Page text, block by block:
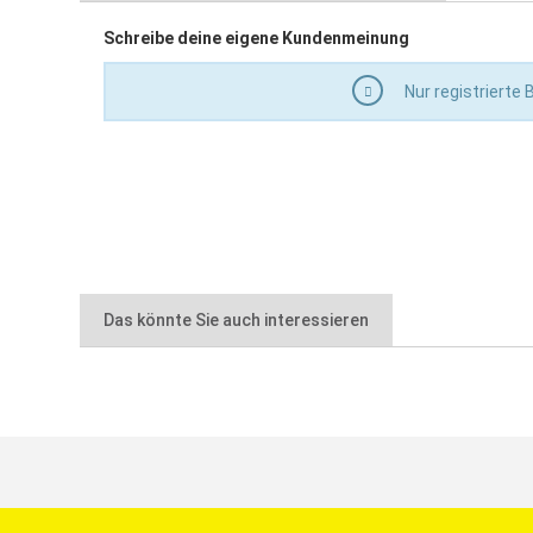
zum großflächigen Auftragen und Glätten von Putz
Stärke: 0,6 mm
Schreibe deine eigene Kundenmeinung
Nur registrierte
Das könnte Sie auch interessieren